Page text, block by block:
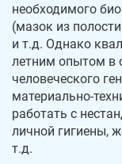
необходимого
(мазок из
и т.д. Однако
летним опытом в
человеческого
материально-
работать с
личной гигиены,
т.д.